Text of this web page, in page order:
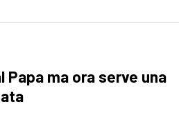
Papa ma ora serve una